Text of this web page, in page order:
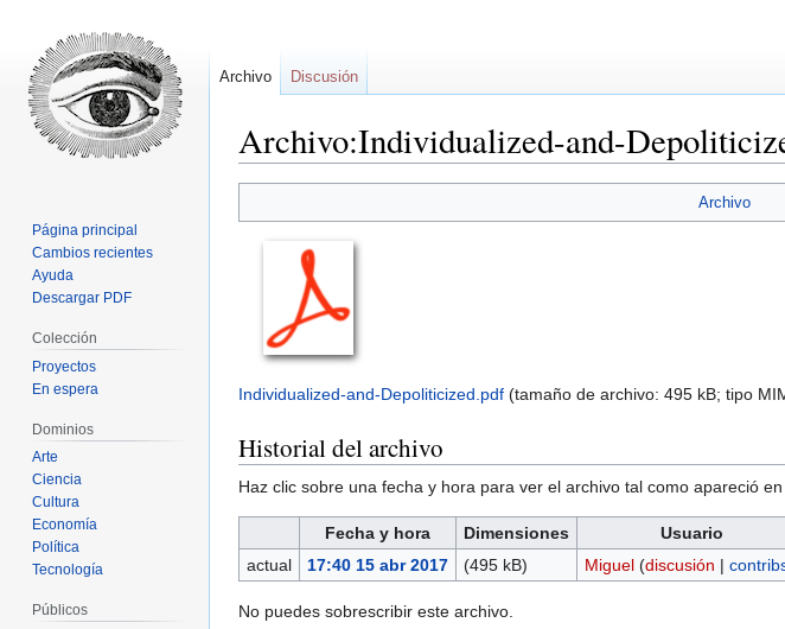
Archivo:Individualized-and-
a
navegación
a
búsqueda
Archivo
Individualized-and-Depoliticized.pdf (tamaño de archivo: 495 kB; tipo
Historial del archivo
Haz clic sobre una fecha y hora para ver el archivo tal como apareció en
Fecha y hora Dimensiones Usuario
actual
17:40 15 abr 2017 (495 kB) Miguel (discusión |
No puedes sobrescribir este archivo.
Archivo Discusión
Página principal
Cambios recientes
Ayuda
Descargar PDF
Colección
Proyectos
En espera
Dominios
Arte
Ciencia
Cultura
Economía
Política
Tecnología
Públicos